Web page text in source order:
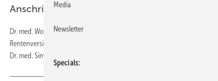
Anschrift des Verfassers
Dr. med. Wolfgang Cibis Verband Deutscher
Rentenversicherungsträger Eysseneckstr. 55 60322 Frankfurt am Main
Dr. med. Simone Reck LVA Westfalen Gartenstr. 194 48125 Münster
Media
Newsletter
Specials